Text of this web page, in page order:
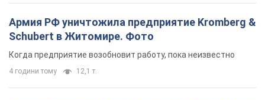
Армия РФ уничтожила предприятие Kromberg &
Schubert в Житомире. Фото
Когда предприятие возобновит работу, пока неизвестно
4 години тому 12,1 т.